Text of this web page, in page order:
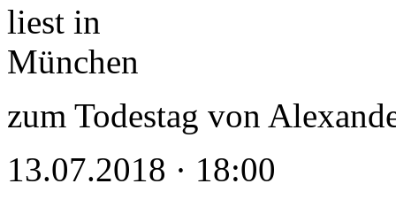
zum Todestag von
13.07.2018 · 18:00